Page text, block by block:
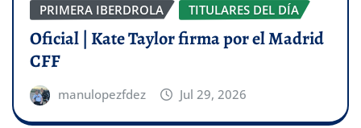
PRIMERA IBERDROLA
TITULARES DEL DÍA
Oficial | Kate Taylor firma por el Madrid
CFF
manulopezfdez Jul 29, 2026